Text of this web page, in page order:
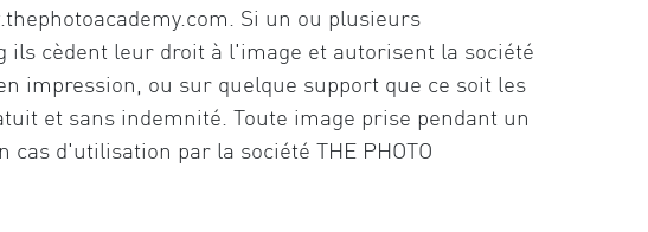
Si un ou plusieurs
cèdent leur droit à l'image et autorisent la société
en impression, ou sur quelque support que ce soit les
et sans indemnité. Toute image prise pendant un
d'utilisation par la société THE PHOTO